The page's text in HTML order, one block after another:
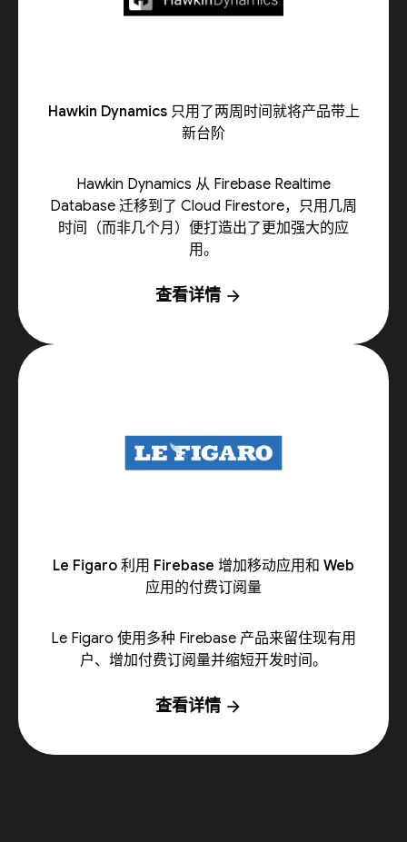
Hawkin Dynamics 只用了两周时间就将产品带上
新台阶
Hawkin Dynamics 从 Firebase Realtime
Database 迁移到了 Cloud Firestore，只用几周
时间（而非几个月）便打造出了更加强大的应
用。
查看详情 arrow_forward
Le Figaro 利用 Firebase 增加移动应用和 Web
应用的付费订阅量
Le Figaro 使用多种 Firebase 产品来留住现有用
户、增加付费订阅量并缩短开发时间。
查看详情 arrow_forward